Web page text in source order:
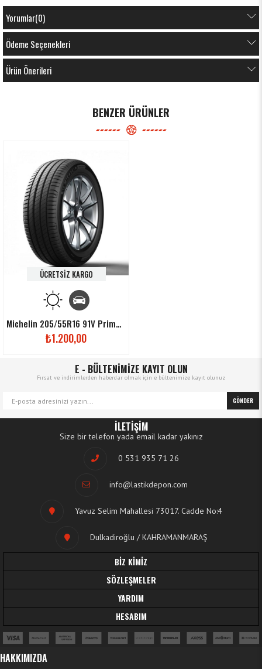
Yorumlar(0)
Ödeme Seçenekleri
Ürün Önerileri
BENZER ÜRÜNLER
Michelin 205/55R16 91V Primacy4
₺1.200,00
ÜCRETSIZ KARGO
E - BÜLTENİMİZE KAYIT OLUN
Fırsat ve indirimlerden haberdar olmak için e bültenimize kayıt olunuz
GÖNDER
İLETİŞİM
Size bir telefon yada email kadar yakınız
0 531 935 71 26
info@lastikdepon.com
Yavuz Selim Mahallesi 73017. Cadde No:4
Dulkadiroğlu / KAHRAMANMARAŞ
BİZ KİMİZ
SÖZLEŞMELER
YARDIM
HESABIM
HAKKIMIZDA